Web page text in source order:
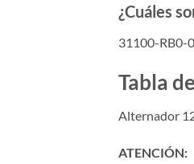
¿Cuáles
31100-RB0-
Tabla
Alternador
ATENCIÓN: